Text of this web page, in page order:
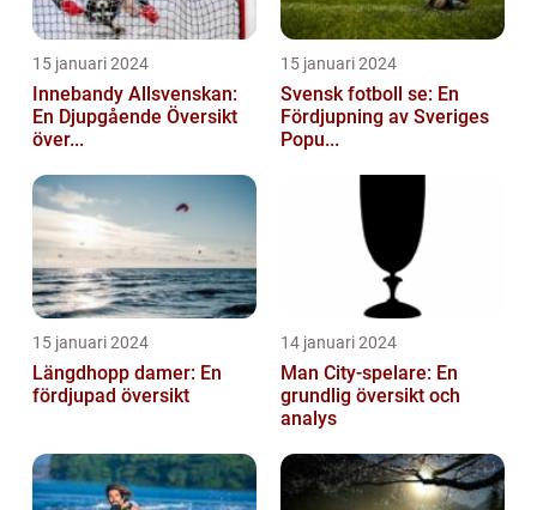
15 januari 2024
Innebandy Allsvenskan:
En Djupgående Översikt
över...
15 januari 2024
Svensk fotboll se: En
Fördjupning av Sveriges
Popu...
15 januari 2024
Längdhopp damer: En
fördjupad översikt
14 januari 2024
Man City-spelare: En
grundlig översikt och
analys